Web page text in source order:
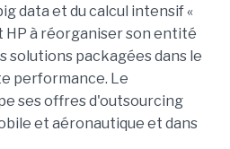
data et du calcul intensif «
HP à réorganiser son entité
solutions packagées dans le
performance. Le
ses offres d'outsourcing
et aéronautique et dans